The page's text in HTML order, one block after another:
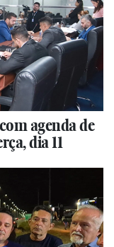
agenda de
dia 11